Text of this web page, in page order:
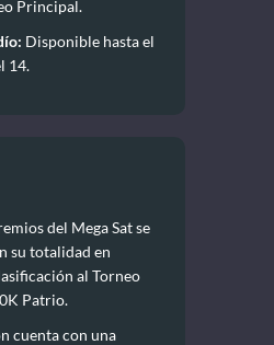
Principal.
Disponible hasta el
14.
del Mega Sat se
su totalidad en
al Torneo
Patrio.
cuenta con una